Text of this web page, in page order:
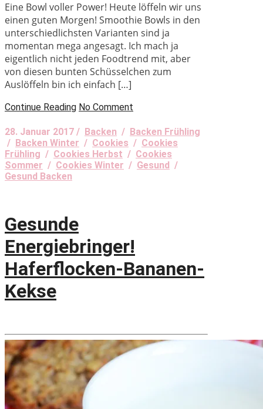
Eine Bowl voller Power! Heute löffeln wir uns
einen guten Morgen! Smoothie Bowls in den
unterschiedlichsten Varianten sind ja
momentan mega angesagt. Ich mach ja
eigentlich nicht jeden Foodtrend mit, aber
von diesen bunten Schüsselchen zum
Auslöffeln bin ich einfach […]
Continue Reading No Comment
28. Januar 2017 / Backen / Backen Frühling
/ Backen Winter / Cookies / Cookies
Frühling / Cookies Herbst / Cookies
Sommer / Cookies Winter / Gesund /
Gesund Backen
Gesunde
Energiebringer!
Haferflocken-Bananen-
Kekse